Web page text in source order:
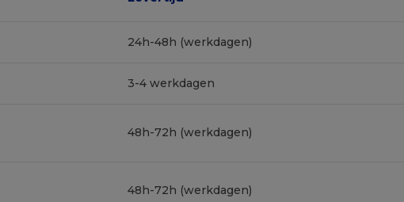
24h-48h (werkdagen)
3-4 werkdagen
48h-72h (werkdagen)
48h-72h (werkdagen)